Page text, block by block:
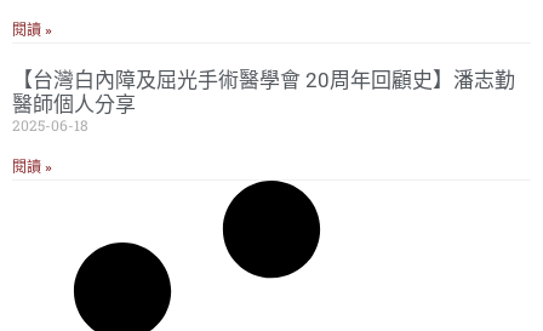
閱讀 »
【台灣白內障及屈光手術醫學會 20周年回顧史】潘志勤
醫師個人分享
2025-06-18
閱讀 »